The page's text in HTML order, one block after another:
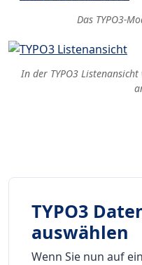
Das TYPO3-
In der TYPO3
TYPO3
auswählen
Wenn Sie nun auf